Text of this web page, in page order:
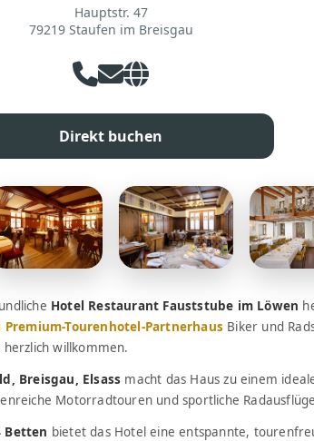
Hauptstr. 47
79219 Staufen im Breisgau
Direkt buchen
Hotel Restaurant Fauststube im Löwen
Tourenhotel-Partnerhaus Biker und
herzlich willkommen.
Breisgau, Elsass macht das Haus zu einem
Motorradtouren und sportliche
Betten bietet das Hotel eine entspannte,